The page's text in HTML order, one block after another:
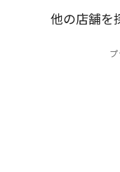
他の店舗を
プ